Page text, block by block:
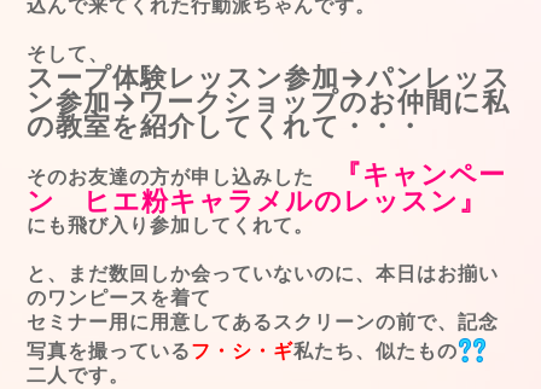
込んで来てくれた行動派ちゃんです。
そして、
スープ体験レッスン参加→パンレッス
ン参加→ワークショップのお仲間に私
の教室を紹介してくれて・・・
そのお友達の方が申し込みした
『キャンペー
ン ヒエ粉キャラメルのレッスン』
にも飛び入り参加してくれて。
と、まだ数回しか会っていないのに、本日はお揃い
のワンピースを着て
セミナー用に用意してあるスクリーンの前で、記念
写真を撮っているフ・シ・ギ私たち、似たもの
二人です。